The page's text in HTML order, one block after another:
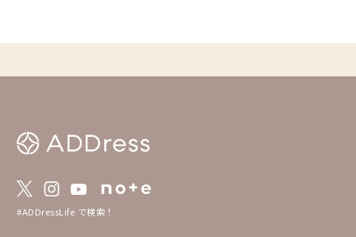
地、その瞬間しか味
い温泉施設を訪れる
#ADDressLife で検索！